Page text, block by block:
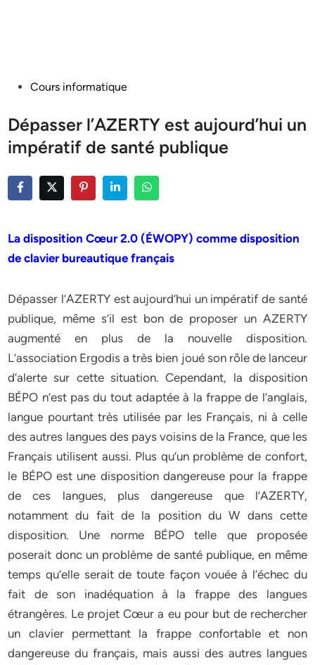
PostedCours informatique
Dépasser l’AZERTY est aujourd’hui un
impératif de santé publique
La disposition Cœur 2.0 (ÉWOPY) comme disposition
de clavier bureautique français
Dépasser l’AZERTY est aujourd’hui un impératif de santé
publique, même s’il est bon de proposer un AZERTY
augmenté en plus de la nouvelle disposition.
L’association Ergodis a très bien joué son rôle de lanceur
d’alerte sur cette situation. Cependant, la disposition
BÉPO n’est pas du tout adaptée à la frappe de l’anglais,
langue pourtant très utilisée par les Français, ni à celle
des autres langues des pays voisins de la France, que les
Français utilisent aussi. Plus qu’un problème de confort,
le BÉPO est une disposition dangereuse pour la frappe
de ces langues, plus dangereuse que l’AZERTY,
notamment du fait de la position du W dans cette
disposition. Une norme BÉPO telle que proposée
poserait donc un problème de santé publique, en même
temps qu’elle serait de toute façon vouée à l’échec du
fait de son inadéquation à la frappe des langues
étrangères. Le projet Cœur a eu pour but de rechercher
un clavier permettant la frappe confortable et non
dangereuse du français, mais aussi des autres langues